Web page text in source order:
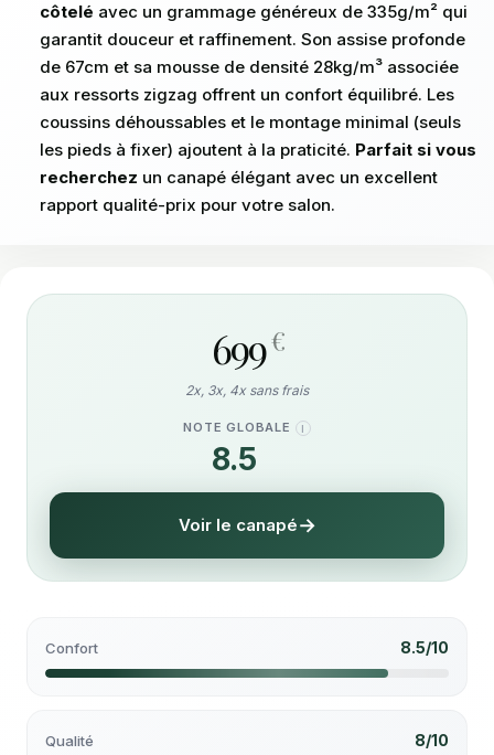
côtelé avec un grammage généreux de 335g/m² qui
garantit douceur et raffinement. Son assise profonde
de 67cm et sa mousse de densité 28kg/m³ associée
aux ressorts zigzag offrent un confort équilibré. Les
coussins déhoussables et le montage minimal (seuls
les pieds à fixer) ajoutent à la praticité. Parfait si vous
recherchez un canapé élégant avec un excellent
rapport qualité-prix pour votre salon.
699€
2x, 3x, 4x sans frais
NOTE GLOBALE I
8.5
Voir le canapé
Confort 8.5/10
Qualité 8/10